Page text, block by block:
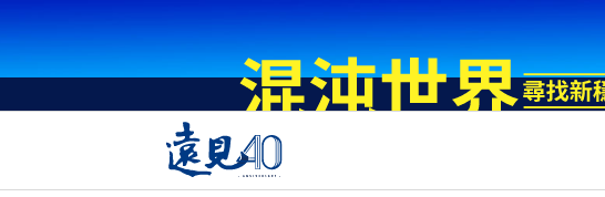
特輯
大學升學、職涯攻略